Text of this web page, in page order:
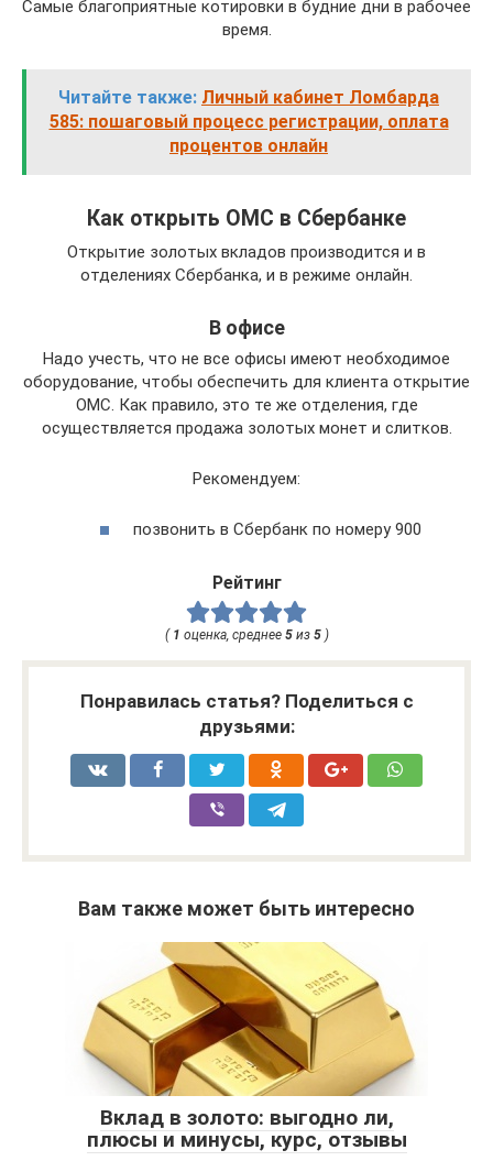
Самые благоприятные котировки в будние дни в рабочее
время.
Читайте также: Личный кабинет Ломбарда
585: пошаговый процесс регистрации, оплата
процентов онлайн
Как открыть ОМС в Сбербанке
Открытие золотых вкладов производится и в
отделениях Сбербанка, и в режиме онлайн.
В офисе
Надо учесть, что не все офисы имеют необходимое
оборудование, чтобы обеспечить для клиента открытие
ОМС. Как правило, это те же отделения, где
осуществляется продажа золотых монет и слитков.
Рекомендуем:
позвонить в Сбербанк по номеру 900
Рейтинг
( 1 оценка, среднее 5из 5)
Понравилась статья? Поделиться с
друзьями:
Вам также может быть интересно
Вклад в золото: выгодно ли,
плюсы и минусы, курс, отзывы